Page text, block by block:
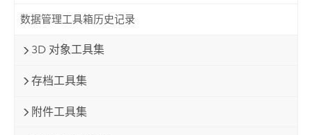
数据管理工具箱历史记录
3D 对象工具集
存档工具集
附件工具集